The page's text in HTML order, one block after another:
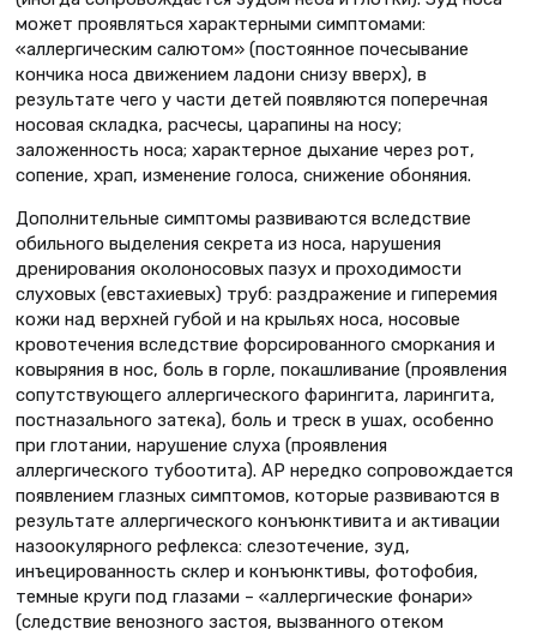
может проявляться характерными симптомами:
«аллергическим салютом» (постоянное почесывание
кончика носа движением ладони снизу вверх), в
результате чего у части детей появляются поперечная
носовая складка, расчесы, царапины на носу;
заложенность носа; характерное дыхание через рот,
сопение, храп, изменение голоса, снижение обоняния.
Дополнительные симптомы развиваются вследствие
обильного выделения секрета из носа, нарушения
дренирования околоносовых пазух и проходимости
слуховых (евстахиевых) труб: раздражение и гиперемия
кожи над верхней губой и на крыльях носа, носовые
кровотечения вследствие форсированного сморкания и
ковыряния в нос, боль в горле, покашливание (проявления
сопутствующего аллергического фарингита, ларингита,
постназального затека), боль и треск в ушах, особенно
при глотании, нарушение слуха (проявления
аллергического тубоотита). АР нередко сопровождается
появлением глазных симптомов, которые развиваются в
результате аллергического конъюнктивита и активации
назоокулярного рефлекса: слезотечение, зуд,
инъецированность склер и конъюнктивы, фотофобия,
темные круги под глазами – «аллергические фонари»
(следствие венозного застоя, вызванного отеком